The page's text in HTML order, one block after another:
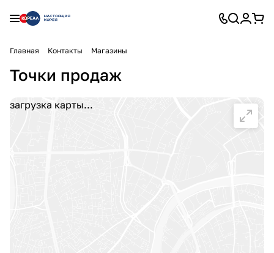
Главная Контакты Магазины
Точки продаж
загрузка карты...